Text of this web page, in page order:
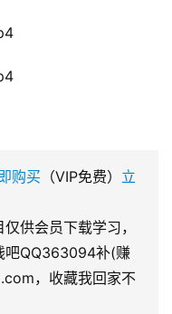
购买 （VIP免费） 立
供会员下载学习，
吧QQ363094补(赚
，收藏我回家不